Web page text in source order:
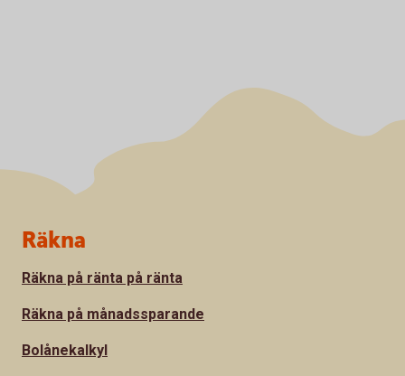
Sidfot
Räkna
Räkna på ränta på ränta
Räkna på månadssparande
Bolånekalkyl